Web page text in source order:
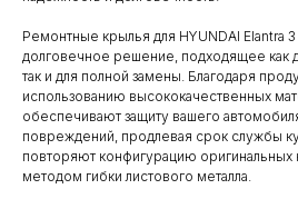
Ремонтные крылья для HYUNDAI Elantra
долговечное решение, подходящее как
так и для полной замены. Благодаря
использованию высококачественных
обеспечивают защиту вашего
повреждений, продлевая срок службы
повторяют конфигурацию
методом гибки листового металла.